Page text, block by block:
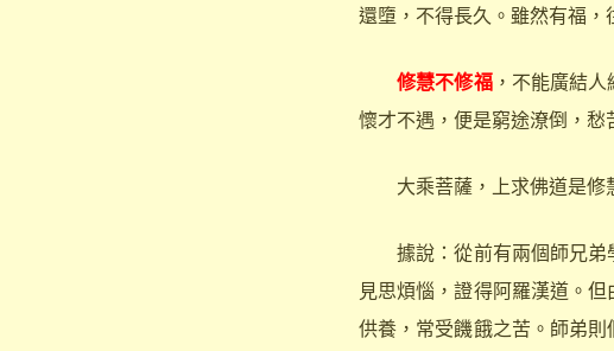
還墮，不得長久。雖然有福，
修慧不修福，不能廣結
懷才不遇，便是窮途潦倒，愁
大乘菩薩，上求佛道是修
據說：從前有兩個師兄弟
見思煩惱，證得阿羅漢道。
供養，常受饑餓之苦。師弟